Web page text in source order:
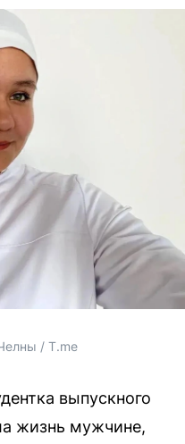
/ T.me
выпускного
жизнь мужчине,